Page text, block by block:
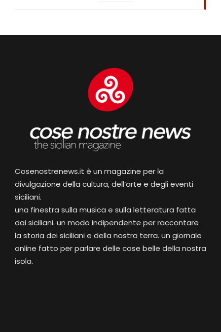
Cosenostrenews.it è un magazine per la
divulgazione della cultura, dell’arte e degli eventi
siciliani.
una finestra sulla musica e sulla letteratura fatta
dai siciliani. un modo indipendente per raccontare
la storia dei siciliani e della nostra terra. un giornale
online fatto per parlare delle cose belle della nostra
isola.